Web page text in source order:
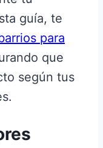
guía, te
para
que
según tus